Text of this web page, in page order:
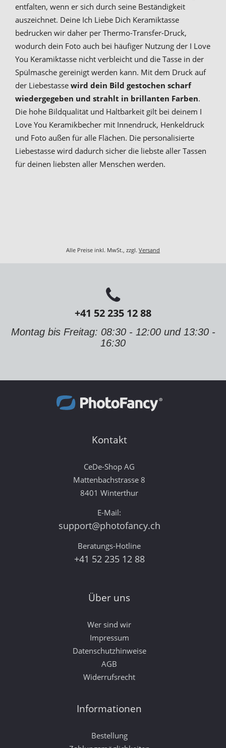
entfalten, wenn er sich durch seine Beständigkeit
auszeichnet. Deine Ich Liebe Dich Keramiktasse
bedrucken wir daher per Thermo-Transfer-Druck,
wodurch dein Foto auch bei häufiger Nutzung der I Love
You Keramiktasse nicht verbleicht und die Tasse in der
Spülmasche gereinigt werden kann. Mit dem Druck auf
der Liebestasse wird dein Bild gestochen scharf
wiedergegeben und strahlt in brillanten Farben.
Die hohe Bildqualität und Haltbarkeit gilt bei deinem I
Love You Keramikbecher mit Innendruck, Henkeldruck
und Foto außen für alle Flächen. Die personalisierte
Liebestasse wird dadurch sicher die liebste aller Tassen
für deinen liebsten aller Menschen werden.
Alle Preise inkl. MwSt., zzgl. Versand
+41 52 235 12 88
Montag bis Freitag: 08:30 - 12:00 und 13:30 -
16:30
Kontakt
CeDe-Shop AG
Mattenbachstrasse 8
8401 Winterthur
E-Mail:
support@photofancy.ch
Beratungs-Hotline
+41 52 235 12 88
Über uns
Wer sind wir
Impressum
Datenschutzhinweise
AGB
Widerrufsrecht
Informationen
Bestellung